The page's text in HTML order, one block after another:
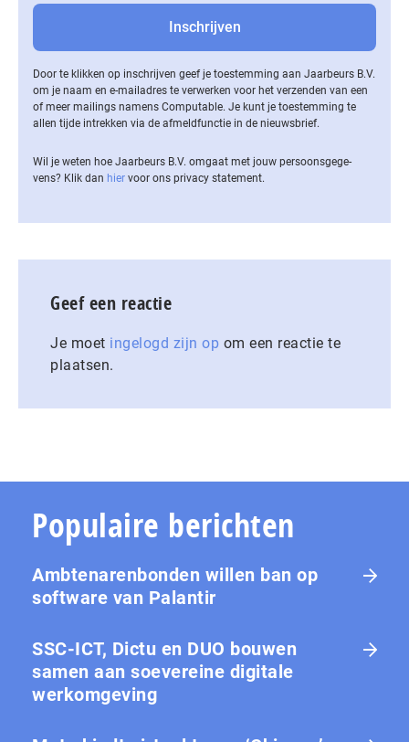
Door te klikken op inschrijven geef je toestemming aan Jaarbeurs B.V.
om je naam en e-mailadres te verwerken voor het verzenden van een
of meer mailings namens Computable. Je kunt je toestemming te
allen tijde intrekken via de af­meld­func­tie in de nieuwsbrief.
Wil je weten hoe Jaarbeurs B.V. omgaat met jouw per­soons­ge­ge­
vens? Klik dan hier voor ons privacy statement.
Geef een reactie
Je moet ingelogd zijn op om een reactie te
plaatsen.
Populaire berichten
Ambtenarenbonden willen ban op
software van Palantir
SSC-ICT, Dictu en DUO bouwen
samen aan soevereine digitale
werkomgeving